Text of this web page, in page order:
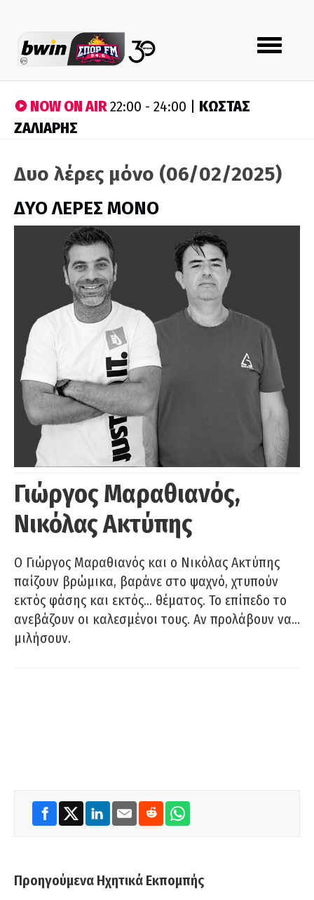
Toggle
navigation
NOW ON AIR22:00 - 24:00 | ΚΩΣΤΑΣ
ΖΑΛΙΑΡΗΣ
Δυο λέρες μόνο (06/02/2025)
ΔΥΟ ΛΕΡΕΣ ΜΟΝΟ
Γιώργος Μαραθιανός,
Νικόλας Ακτύπης
Ο Γιώργος Μαραθιανός και ο Νικόλας Ακτύπης
παίζουν βρώμικα, βαράνε στο ψαχνό, χτυπούν
εκτός φάσης και εκτός… θέματος. Το επίπεδο το
ανεβάζουν οι καλεσμένοι τους. Αν προλάβουν να…
μιλήσουν.
Προηγούμενα Ηχητικά Εκπομπής